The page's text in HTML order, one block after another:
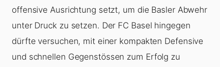
offensive Ausrichtung setzt, um die Basler Abwehr
unter Druck zu setzen. Der FC Basel hingegen
dürfte versuchen, mit einer kompakten Defensive
und schnellen Gegenstössen zum Erfolg zu